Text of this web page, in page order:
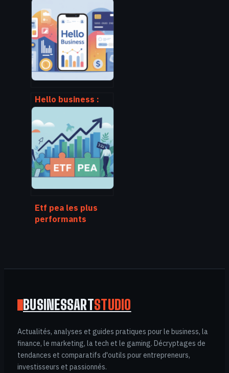
démarches,
conditions et choix
du bon compte
Hello business :
comment
exploiter ce
compte pro en
ligne pour votre
activité
Etf pea les plus
performants
BUSINESSARTSTUDIO
Actualités, analyses et guides pratiques pour le business, la
finance, le marketing, la tech et le gaming. Décryptages de
tendances et comparatifs d'outils pour entrepreneurs,
investisseurs et passionnés.